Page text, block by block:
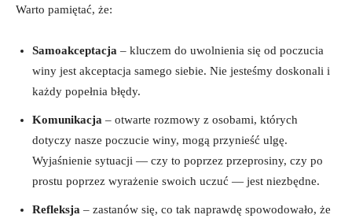
Warto pamiętać, że:
Samoakceptacja – kluczem do uwolnienia się od poczucia
winy jest ⁤akceptacja samego siebie. Nie jesteśmy doskonali ⁣i
każdy popełnia błędy.
Komunikacja –⁢ otwarte ​rozmowy z osobami, których
dotyczy⁤ nasze⁢ poczucie winy, mogą ⁣przynieść ulgę.
Wyjaśnienie ‌sytuacji — czy to poprzez przeprosiny, czy po
prostu ‍poprzez ⁢wyrażenie swoich uczuć — jest niezbędne.
Refleksja – zastanów ⁤się,⁣ co tak naprawdę ⁤spowodowało, że